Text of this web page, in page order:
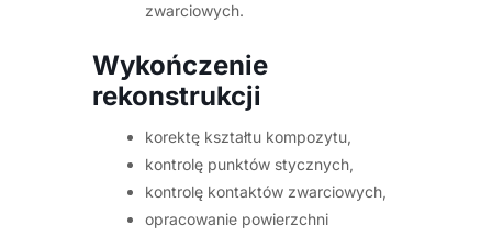
zwarciowych.
Wykończenie
rekonstrukcji
korektę kształtu kompozytu,
kontrolę punktów stycznych,
kontrolę kontaktów zwarciowych,
opracowanie powierzchni